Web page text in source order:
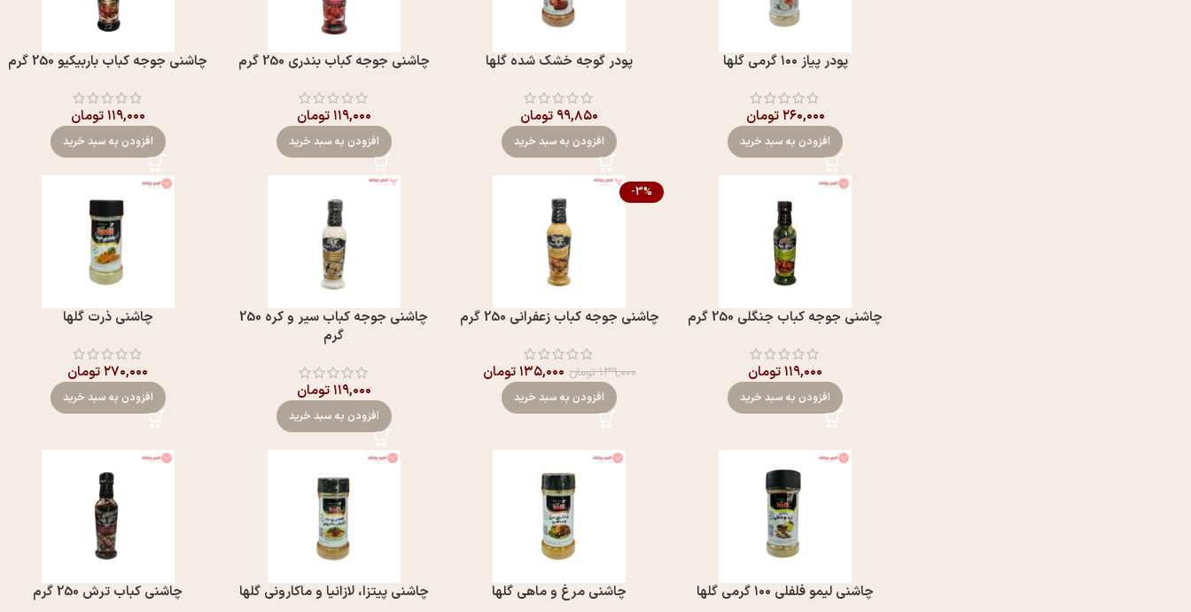
پودر پیاز ۱۰۰ گرمی گلها
۲۶۰,۰۰۰تومان
افزودن به سبد خرید
پودر گوجه خشک شده گلها
۹۹,۸۵۰ تومان
افزودن به سبد خرید
چاشني جوجه کباب بندری 250 گرم
۱۱۹,۰۰۰تومان
افزودن به سبد خرید
چاشنی جوجه کباب باربیکیو 250 گرم
۱۱۹,۰۰۰تومان
افزودن به سبد خرید
چاشنی جوجه کباب جنگلی 250 گرم
۱۱۹,۰۰۰تومان
افزودن به سبد خرید
-3%
چاشنی جوجه کباب زعفرانی 250 گرم
۱۳۹,۰۰۰تومان ۱۳۵,۰۰۰تومان
افزودن به سبد خرید
چاشنی جوجه کباب سير و کره 250
گرم
۱۱۹,۰۰۰تومان
افزودن به سبد خرید
چاشنی ذرت گلها
۲۷۰,۰۰۰تومان
افزودن به سبد خرید
چاشنی لیمو فلفلی ۱۰۰ گرمی گلها چاشنی مرغ و ماهی گلها چاشنی پیتزا، لازانیا و ماکارونی گلها چاشنی کباب ترش 250 گرم